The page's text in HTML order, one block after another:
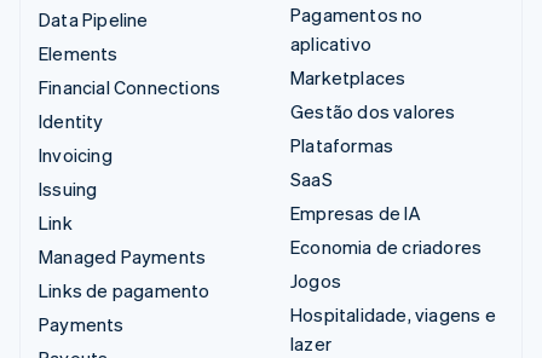
Data Pipeline
Elements
Financial Connections
Identity
Invoicing
Issuing
Link
Managed Payments
Links de pagamento
Payments
Pagamentos no
aplicativo
Marketplaces
Gestão dos valores
Plataformas
SaaS
Empresas de IA
Economia de criadores
Jogos
Hospitalidade, viagens e
lazer